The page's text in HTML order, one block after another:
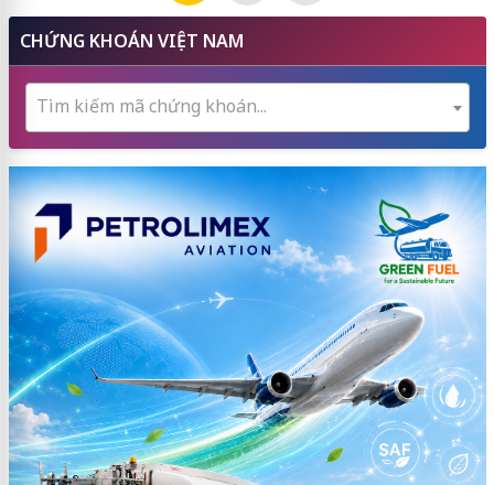
CHỨNG KHOÁN VIỆT NAM
Tìm kiếm mã chứng khoán...